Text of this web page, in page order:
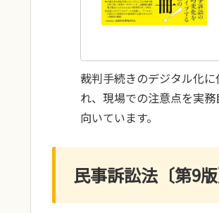
裁判手続きのデジタル化
れ、現場での注意点を実
向いています。
民事訴訟法〔第9